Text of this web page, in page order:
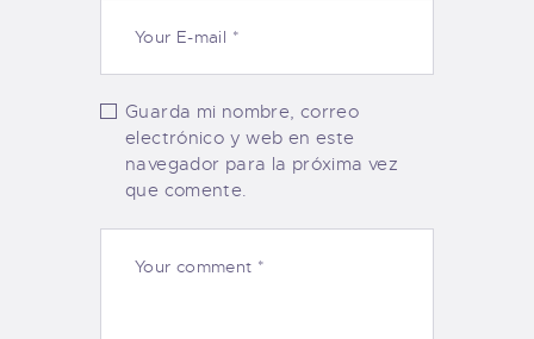
Guarda mi nombre, correo
electrónico y web en este
navegador para la próxima vez
que comente.